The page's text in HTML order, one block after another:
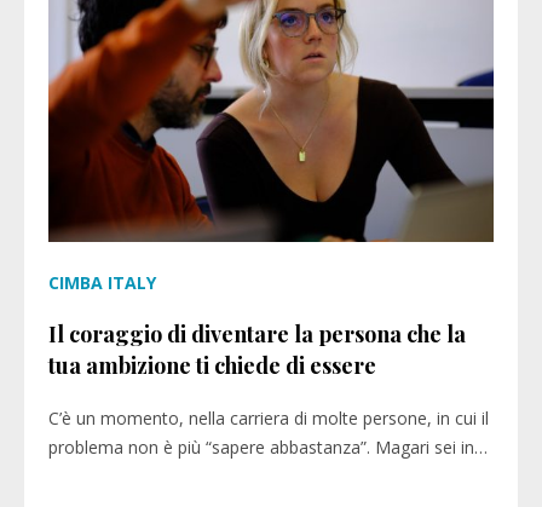
CIMBA ITALY
Il coraggio di diventare la persona che la
tua ambizione ti chiede di essere
C’è un momento, nella carriera di molte persone, in cui il
problema non è più “sapere abbastanza”. Magari sei in…